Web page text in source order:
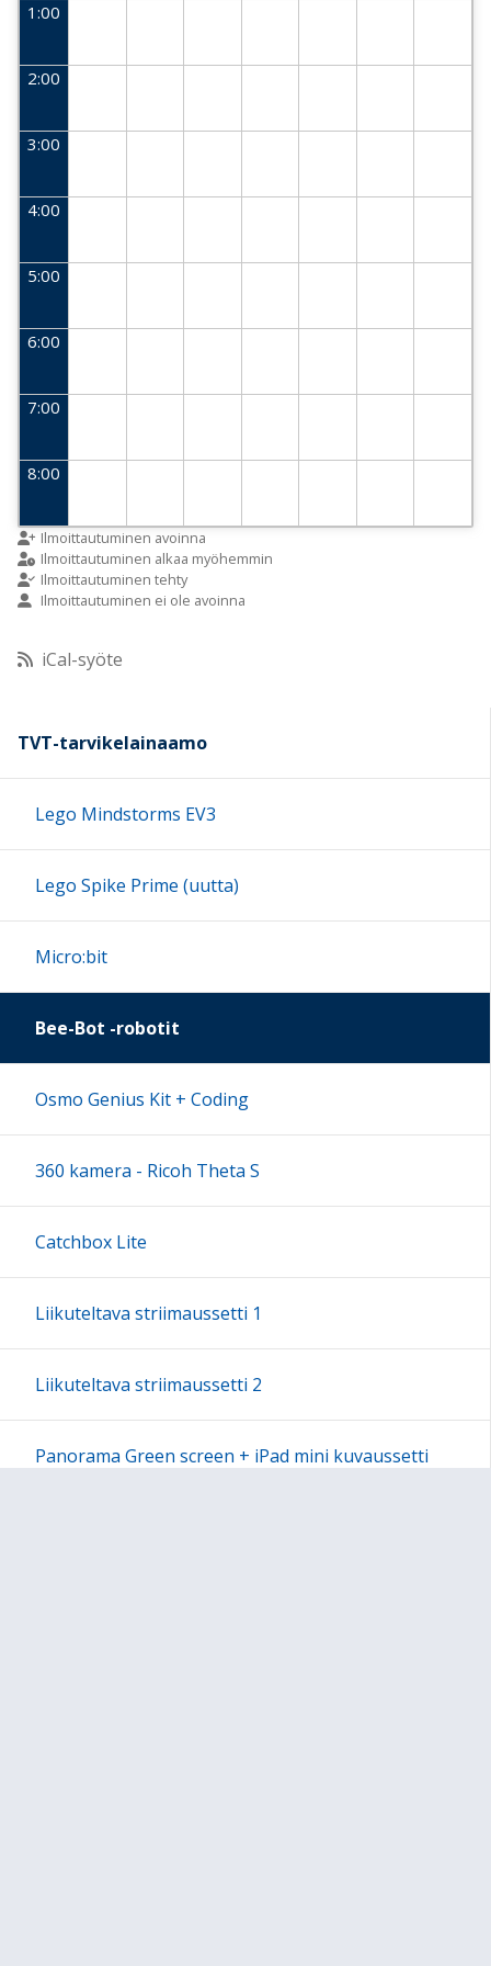
1:00
2:00
3:00
4:00
5:00
6:00
7:00
8:00
9:00
10:00
11:00
12:00
16:00
17:00
18:00
22:00
23:00
Ilmoittautuminen avoinna
Ilmoittautuminen alkaa myöhemmin
Ilmoittautuminen tehty
Ilmoittautuminen ei ole avoinna
iCal-syöte
TVT-tarvikelainaamo
Lego Mindstorms EV3
Lego Spike Prime (uutta)
Micro:bit
Bee-Bot -robotit
Osmo Genius Kit + Coding
360 kamera - Ricoh Theta S
Catchbox Lite
Liikuteltava striimaussetti 1
Liikuteltava striimaussetti 2
Panorama Green screen + iPad mini kuvaussetti